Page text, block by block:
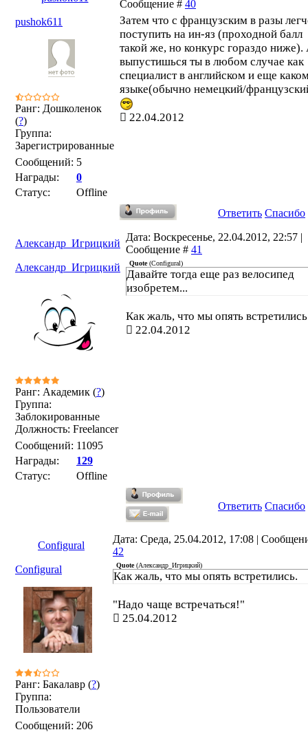
Сообщение # 40
pushok611
Ранг: Дошколенок
(?)
Группа:
Зарегистрированные
Сообщений: 5
Награды:
0
Статус:
Offline
Затем что с французским в разы
поступить на ин-яз (проходной балл
такой же, но конкурс гораздо ниже).
выпустишься ты в любом случае как
специалист в английском и еще
языке(обычно немецкий/
22.04.2012
Ответить Спасибо
Александр_Игрицкий
Дата: Воскресенье, 22.04.2012, 22:57 |
Сообщение # 41
Александр_Игрицкий
Ранг: Академик (?)
Группа:
Заблокированные
Должность: Freelancer
Сообщений: 11095
Награды:
129
Статус:
Offline
Quote(Configural)
Давайте тогда еще раз велосипед
изобретем...
Как жаль, что мы опять
22.04.2012
Ответить Спасибо
Configural
Дата: Среда, 25.04.2012, 17:08 |
42
Configural
Ранг: Бакалавр (?)
Группа:
Пользователи
Сообщений: 206
Quote(Александр_Игрицкий)
Как жаль, что мы опять встретились.
"Надо чаще встречаться!"
25.04.2012